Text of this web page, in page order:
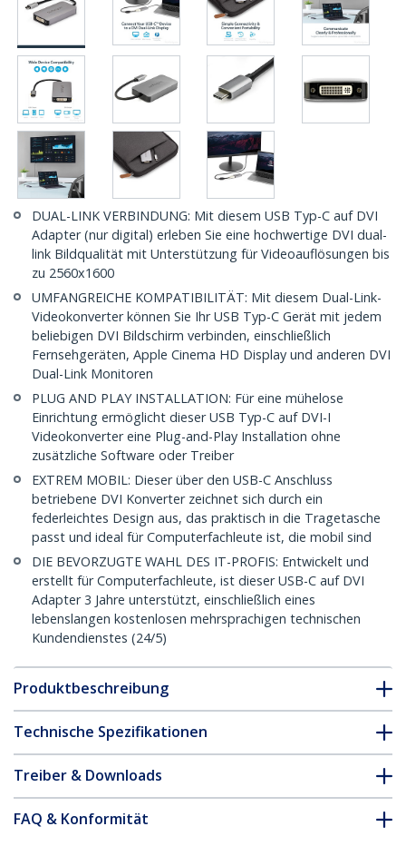
DUAL-LINK VERBINDUNG: Mit diesem USB Typ-C auf DVI
Adapter (nur digital) erleben Sie eine hochwertige DVI dual-
link Bildqualität mit Unterstützung für Videoauflösungen bis
zu 2560x1600
UMFANGREICHE KOMPATIBILITÄT: Mit diesem Dual-Link-
Videokonverter können Sie Ihr USB Typ-C Gerät mit jedem
beliebigen DVI Bildschirm verbinden, einschließlich
Fernsehgeräten, Apple Cinema HD Display und anderen DVI
Dual-Link Monitoren
PLUG AND PLAY INSTALLATION: Für eine mühelose
Einrichtung ermöglicht dieser USB Typ-C auf DVI-I
Videokonverter eine Plug-and-Play Installation ohne
zusätzliche Software oder Treiber
EXTREM MOBIL: Dieser über den USB-C Anschluss
betriebene DVI Konverter zeichnet sich durch ein
federleichtes Design aus, das praktisch in die Tragetasche
passt und ideal für Computerfachleute ist, die mobil sind
DIE BEVORZUGTE WAHL DES IT-PROFIS: Entwickelt und
erstellt für Computerfachleute, ist dieser USB-C auf DVI
Adapter 3 Jahre unterstützt, einschließlich eines
lebenslangen kostenlosen mehrsprachigen technischen
Kundendienstes (24/5)
Produktbeschreibung
Technische Spezifikationen
Treiber & Downloads
FAQ & Konformität